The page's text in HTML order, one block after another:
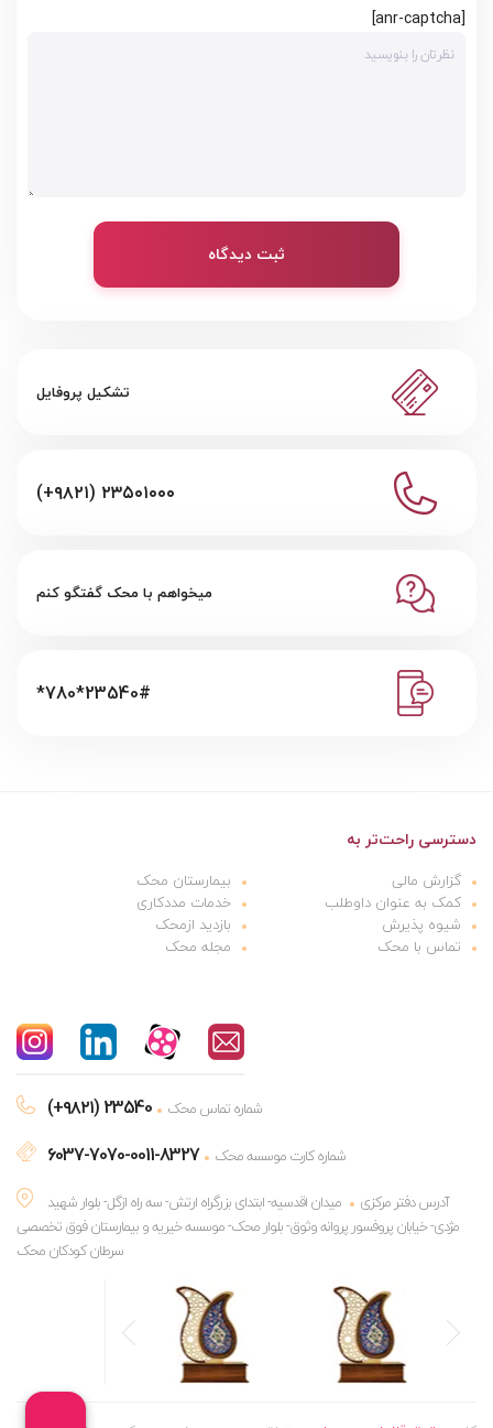
[anr-captcha]
ثبت دیدگاه
تشکیل پروفایل
(+۹۸۲۱) ۲۳۵۰۱۰۰۰
میخواهم با محک گفتگو کنم
*780*23540#
دسترسی راحت‌تر به
گزارش مالی
بیمارستان محک
کمک به عنوان داوطلب
خدمات مددکاری
شیوه پذیرش
بازدید ازمحک
تماس با محک
مجله محک
(+۹۸۲۱) 23540 شماره تماس محک
6037-7070-0011-8327
شماره کارت موسسه محک
آدرس دفتر مرکزی
میدان اقدسیه- ابتدای بزرگراه ارتش- سه راه ازگل- بلوار شهید
مژدی- خیابان پروفسور پروانه وثوق- بلوار محک- موسسه خیریه و بیمارستان فوق تخصصی
سرطان کودکان محک